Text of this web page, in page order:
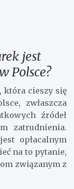
jest
Polsce?
która cieszy się
zwłaszcza
źródeł
zatrudnienia.
opłacalnym
na to pytanie,
związanym z